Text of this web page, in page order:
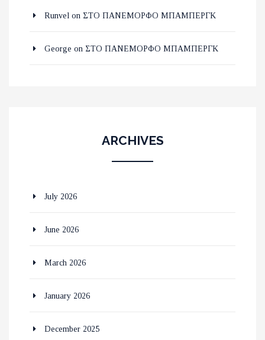
Runvel on ΣΤΟ ΠΑΝΕΜΟΡΦΟ ΜΠΑΜΠΕΡΓΚ
George on ΣΤΟ ΠΑΝΕΜΟΡΦΟ ΜΠΑΜΠΕΡΓΚ
ARCHIVES
July 2026
June 2026
March 2026
January 2026
December 2025